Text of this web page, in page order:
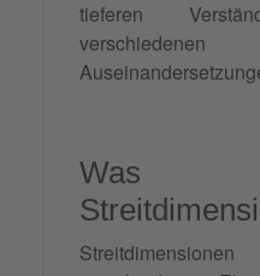
tieferen